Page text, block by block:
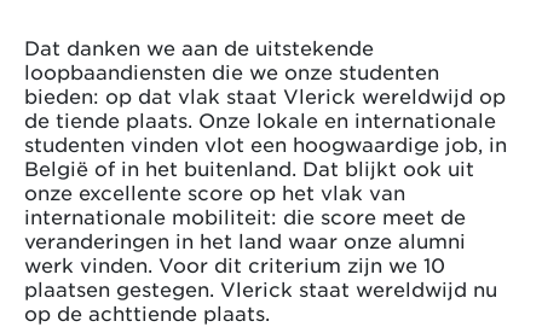
Dat danken we aan de uitstekende
loopbaandiensten die we onze studenten
bieden: op dat vlak staat Vlerick wereldwijd op
de tiende plaats. Onze lokale en internationale
studenten vinden vlot een hoogwaardige job, in
België of in het buitenland. Dat blijkt ook uit
onze excellente score op het vlak van
internationale mobiliteit: die score meet de
veranderingen in het land waar onze alumni
werk vinden. Voor dit criterium zijn we 10
plaatsen gestegen. Vlerick staat wereldwijd nu
op de achttiende plaats.